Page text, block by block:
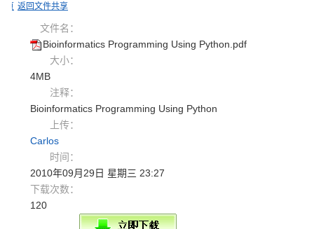
页 返回文件共享
文件名：
Bioinformatics Programming Using Python.pdf
大小：
4MB
注释：
Bioinformatics Programming Using Python
上传：
Carlos
时间：
2010年09月29日 星期三 23:27
下载次数：
120